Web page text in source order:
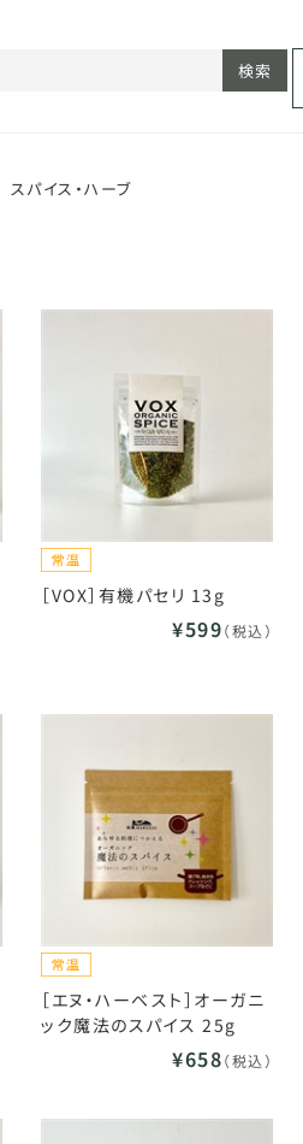
検索
スパイス・ハーブ
［VOX］有機パセリ 13g
¥599（税込）
［エヌ・ハーベスト］オーガニ
ック魔法のスパイス 25g
¥658（税込）